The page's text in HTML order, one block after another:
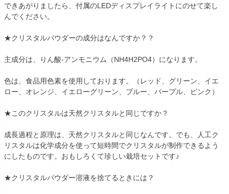
できあがりましたら、付属のLEDディスプレイライトにのせて楽し
んでください。
★クリスタルパウダーの成分はなんですか？？
主成分は、りん酸-アンモニウム（NH4H2PO4）になります。
色は、食品用色素を使用しております。（レッド、グリーン、イエ
ロー、オレンジ、イエローグリーン、ブルー、パープル、ピンク）
★このクリスタルは天然クリスタルと同じですか？
成長過程と原理は、天然クリスタルと同じなんです。でも、人工ク
リスタルは化学成分を使って短時間でクリスタルが制作できるよう
にしたものです。おもしろくて珍しい栽培セットです♪
★クリスタルパウダー溶液を捨てるときには？